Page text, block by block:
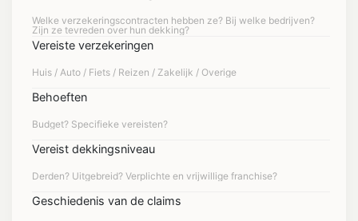
Vereiste verzekeringen
Behoeften
Vereist dekkingsniveau
Geschiedenis van de claims